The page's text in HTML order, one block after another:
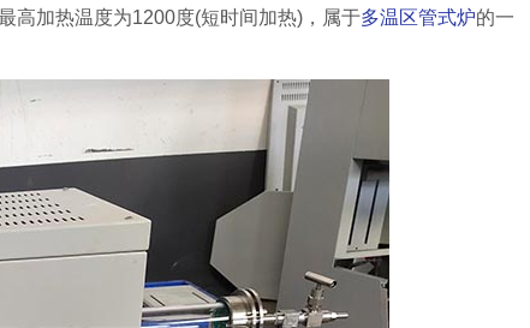
高加热温度为1200度(短时间加热)，属于多温区管式炉的一